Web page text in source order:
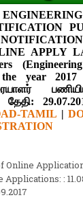
APPLY
the year
தேதி:
TAMIL |
: